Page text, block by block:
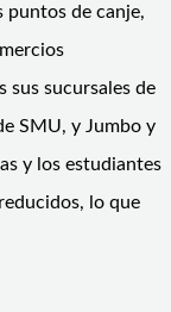
puntos de canje,
sus sucursales de
SMU, y Jumbo y
y los estudiantes
lo que